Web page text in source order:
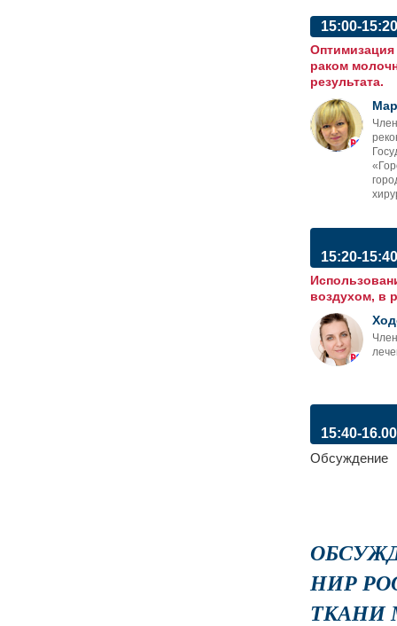
15:00-15:20
раком
результата.
15:20-15:40
воздухом, в
15:40-16.00
Обсуждение
НИР
ТКАНИ